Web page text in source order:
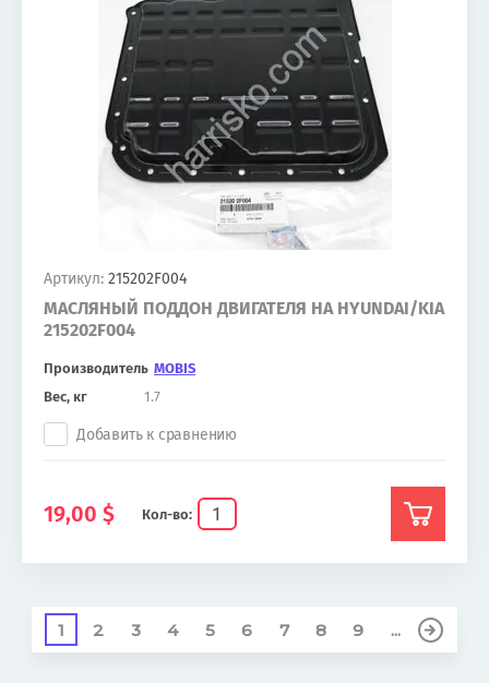
Артикул: 215202F004
МАСЛЯНЫЙ ПОДДОН ДВИГАТЕЛЯ НА HYUNDAI/KIA
215202F004
Производитель MOBIS
Вес, кг
1.7
Кол-во:
Добавить к сравнению
19,00 $
1 2 3 4 5 6 7 8 9 ...